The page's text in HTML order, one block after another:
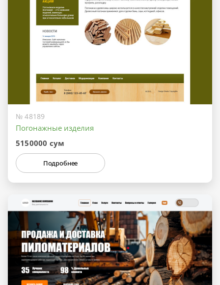
№ 48189
Погонажные изделия
5150000 сум
Подробнее